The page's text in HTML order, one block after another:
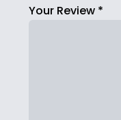
Your Review *